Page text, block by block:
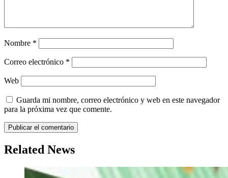
Nombre *
Correo electrónico *
Web
Guarda mi nombre, correo electrónico y web en este navegador
para la próxima vez que comente.
Related News